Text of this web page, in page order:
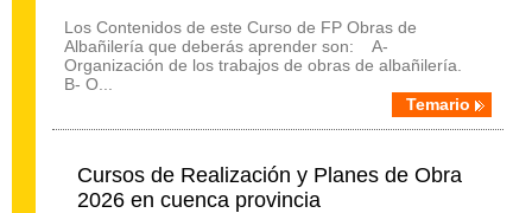
Los Contenidos de este Curso de FP Obras de
Albañilería que deberás aprender son: A-
Organización de los trabajos de obras de albañilería.
B- O...
Temario
Cursos de Realización y Planes de Obra
2026 en cuenca provincia